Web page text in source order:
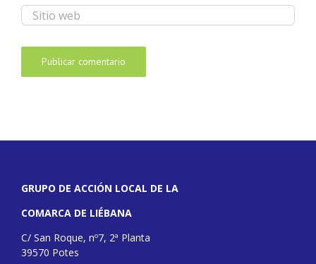
GRUPO DE ACCIÓN LOCAL DE LA
COMARCA DE LIÉBANA
C/ San Roque, nº7, 2ª Planta
39570 Potes